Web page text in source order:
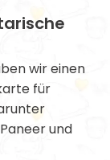
wir einen
für
und